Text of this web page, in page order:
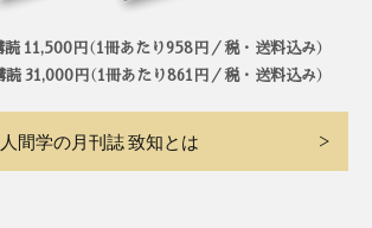
11,500円（1冊あたり958円／税・送料込み）
31,000円（1冊あたり861円／税・送料込み）
人間学の月刊誌 致知とは